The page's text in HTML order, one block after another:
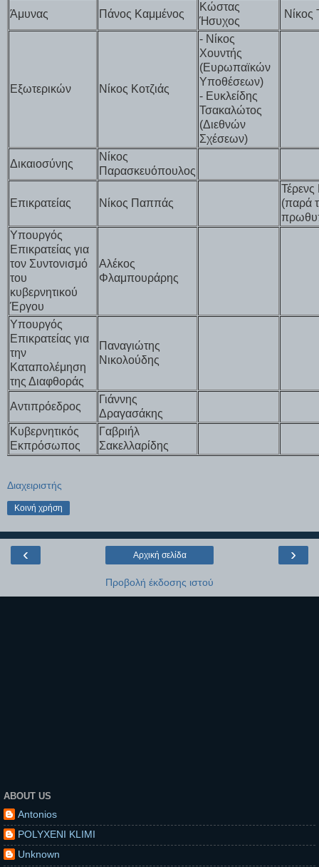
Άμυνας Πάνος Καμμένος
Κώστας
Ήσυχος
Νίκος
Εξωτερικών Νίκος Κοτζιάς
- Νίκος
Χουντής
(Ευρωπαϊκών
Υποθέσεων)
- Ευκλείδης
Τσακαλώτος
(Διεθνών
Σχέσεων)
Δικαιοσύνης
Νίκος
Παρασκευόπουλος
Επικρατείας Νίκος Παππάς
Τέρενς
(παρά
Υπουργός
Επικρατείας για
τον Συντονισμό
του
κυβερνητικού
Έργου
Αλέκος
Φλαμπουράρης
Υπουργός
Επικρατείας για
την
Καταπολέμηση
της Διαφθοράς
Παναγιώτης
Νικολούδης
Αντιπρόεδρος
Γιάννης
Δραγασάκης
Κυβερνητικός
Εκπρόσωπος
Γαβριήλ
Σακελλαρίδης
Διαχειριστής
Κοινή χρήση
‹ ›
Αρχική σελίδα
Προβολή έκδοσης ιστού
ABOUT US
Antonios
POLYXENI KLIMI
Unknown